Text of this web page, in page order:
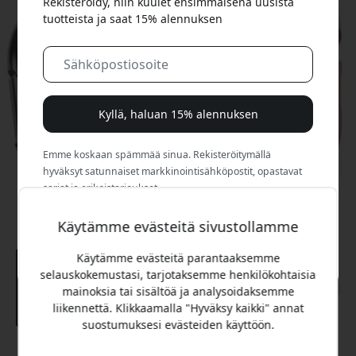
Käytämme evästeitä sivustollamme
Käytämme evästeitä parantaaksemme
selauskokemustasi, tarjotaksemme henkilökohtaisia
mainoksia tai sisältöä ja analysoidaksemme
liikennettä. Klikkaamalla "Hyväksy kaikki" annat
suostumuksesi evästeiden käyttöön.
tuotteista ja saat 15% alennuksen
Kyllä, haluan 15% alennuksen
Emme koskaan spämmää sinua. Rekisteröitymällä
hyväksyt satunnaiset markkinointisähköpostit, opastavat
sarjat ja erikoistarjoukset.
Ei, maksan mieluummin täyden hinnan.